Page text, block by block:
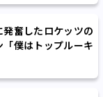
奮したロケッツの
僕はトップルーキ